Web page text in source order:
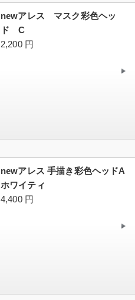
newアレス マスク彩色ヘッ
ド C
2,200 円
newアレス 手描き彩色ヘッドA
ホワイティ
4,400 円